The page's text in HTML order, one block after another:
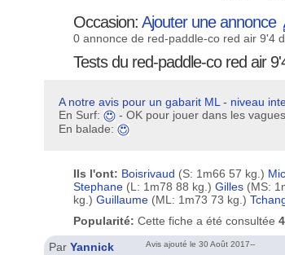
Occasion:Ajouter une annonce
0 annonce de red-paddle-co red air 9'4
Tests du red-paddle-co red air
A notre avis pour un gabarit ML - niveau
En Surf:
- OK pour jouer dans les vagues
En balade:
Ils l'ont: Boisrivaud (S: 1m66 57 kg.)
Stephane (L: 1m78 88 kg.)Gilles (MS:
kg.)Guillaume (ML: 1m73 73 kg.)
Popularité: Cette fiche a été consultée
Par Yannick
Avis ajouté le 30 Août 2017--